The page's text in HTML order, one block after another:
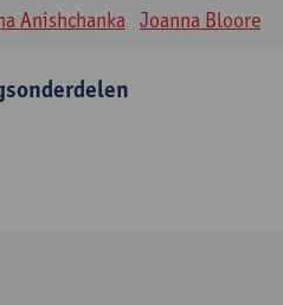
Anishchanka Joanna Bloore